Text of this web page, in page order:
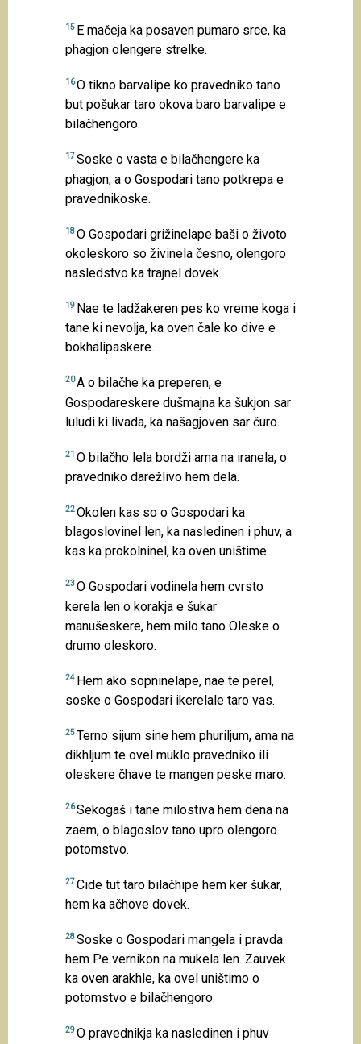
15 E mačeja ka posaven pumaro srce, ka
phagjon olengere strelke.
16O tikno barvalipe ko pravedniko tano
but pošukar taro okova baro barvalipe e
bilačhengoro.
17Soske o vasta e bilačhengere ka
phagjon, a o Gospodari tano potkrepa e
pravednikoske.
18O Gospodari grižinelape baši o životo
okoleskoro so živinela česno, olengoro
nasledstvo ka trajnel dovek.
19 Nae te ladžakeren pes ko vreme koga i
tane ki nevolja, ka oven čale ko dive e
bokhalipaskere.
20A o bilačhe ka preperen, e
Gospodareskere dušmajna ka šukjon sar
luludi ki livada, ka našagjoven sar čuro.
21 O bilačho lela bordži ama na iranela, o
pravedniko darežlivo hem dela.
22Okolen kas so o Gospodari ka
blagoslovinel len, ka nasledinen i phuv, a
kas ka prokolninel, ka oven uništime.
23O Gospodari vodinela hem cvrsto
kerela len o korakja e šukar
manušeskere, hem milo tano Oleske o
drumo oleskoro.
24 Hem ako sopninelape, nae te perel,
soske o Gospodari ikerelale taro vas.
25Terno sijum sine hem phuriljum, ama na
dikhljum te ovel muklo pravedniko ili
oleskere čhave te mangen peske maro.
26Sekogaš i tane milostiva hem dena na
zaem, o blagoslov tano upro olengoro
potomstvo.
27Cide tut taro bilačhipe hem ker šukar,
hem ka ačhove dovek.
28Soske o Gospodari mangela i pravda
hem Pe vernikon na mukela len. Zauvek
ka oven arakhle, ka ovel uništimo o
potomstvo e bilačhengoro.
29O pravednikja ka nasledinen i phuv